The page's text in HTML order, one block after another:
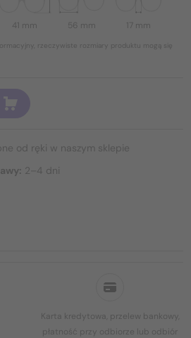
Karta kredytowa, przelew bankowy,
płatność przy odbiorze lub odbiór
41 mm 56 mm 17 mm
rzeczywiste rozmiary produktu mogą się
od ręki w naszym sklepie
2–4 dni